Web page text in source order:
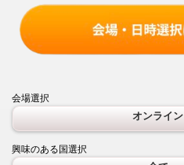
会場選択
オンライン
興味のある国選択